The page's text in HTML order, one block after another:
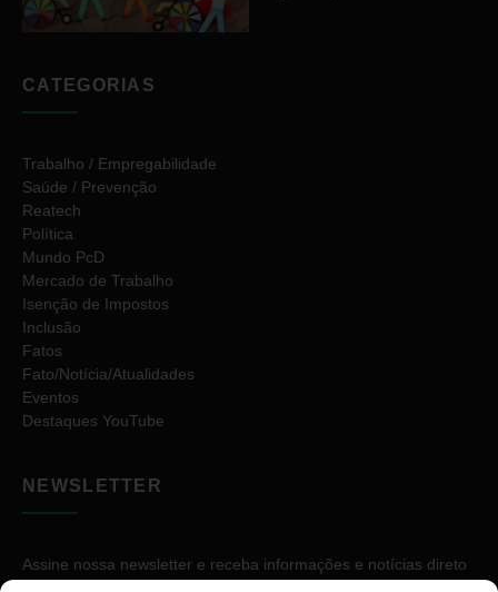
CATEGORIAS
Trabalho / Empregabilidade
Saúde / Prevenção
Reatech
Política
Mundo PcD
Mercado de Trabalho
Isenção de Impostos
Inclusão
Fatos
Fato/Notícia/Atualidades
Eventos
Destaques YouTube
NEWSLETTER
Assine nossa newsletter e receba informações e notícias direto